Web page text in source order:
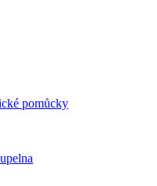
pomůcky